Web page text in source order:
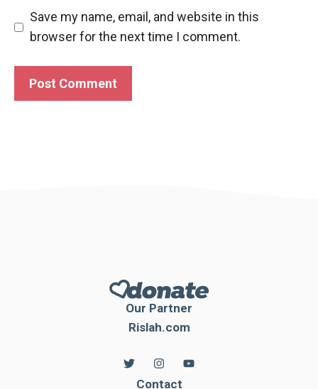
Save my name, email, and website in this
browser for the next time I comment.
Our Partner
Rislah.com
Contact